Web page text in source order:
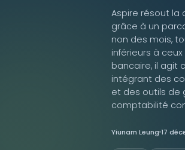
Aspire résout la
grâce à un
non des mois,
inférieurs à
bancaire, il agit
intégrant des
et des outils de
comptabilité
Yiunam Leung 17